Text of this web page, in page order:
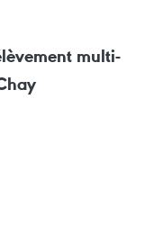
multi-